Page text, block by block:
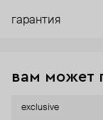
гарантия
вам может
exclusive